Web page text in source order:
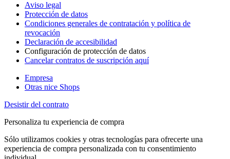
Aviso legal
Protección de datos
Condiciones generales de contratación y política de
revocación
Declaración de accesibilidad
Configuración de protección de datos
Cancelar contratos de suscripción aquí
Empresa
Otras nice Shops
Desistir del contrato
Personaliza tu experiencia de compra
Sólo utilizamos cookies y otras tecnologías para ofrecerte una
experiencia de compra personalizada con tu consentimiento